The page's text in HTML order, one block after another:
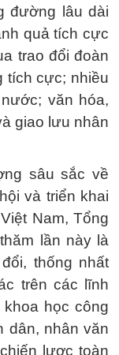
đường lâu dài
quả tích cực
trao đổi đoàn
tích cực; nhiều
văn hóa,
giao lưu nhân
sâu sắc về
và triển khai
Nam, Tổng
lần này là
thống nhất
trên các lĩnh
học công
dân, nhân văn
lược toàn